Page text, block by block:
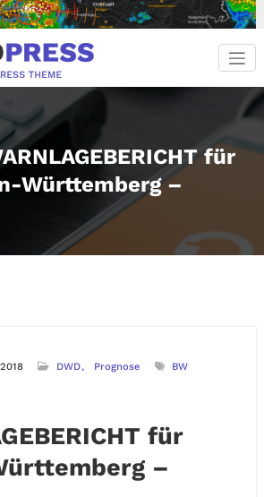
für
Württemberg –
DWD Prognose BW
für
–